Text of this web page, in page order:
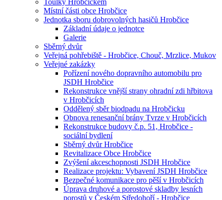
Toulky Hrobčickem
Místní části obce Hrobčice
Jednotka sboru dobrovolných hasičů Hrobčice
Základní údaje o jednotce
Galerie
Sběrný dvůr
Veřejná pohřebiště - Hrobčice, Chouč, Mrzlice, Mukov
Veřejné zakázky
Pořízení nového dopravního automobilu pro
JSDH Hrobčice
Rekonstrukce vnější strany ohradní zdi hřbitova
v Hrobčicích
Oddělený sběr biodpadu na Hrobčicku
Obnova renesanční brány Tvrze v Hrobčicích
Rekonstrukce budovy č.p. 51, Hrobčice -
sociální bydlení
Sběrný dvůr Hrobčice
Revitalizace Obce Hrobčice
Zvýšení akceschopnosti JSDH Hrobčice
Realizace projektu: Vybavení JSDH Hrobčice
Bezpečné komunikace pro pěší v Hrobčicích
Úprava druhové a porostové skladby lesních
porostů v Českém Středohoří - Hrobčice